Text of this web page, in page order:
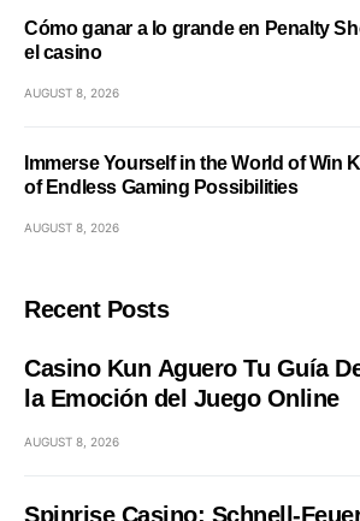
Cómo ganar a lo grande en Penalty
el casino
AUGUST 8, 2026
Immerse Yourself in the World of Win
of Endless Gaming Possibilities
AUGUST 8, 2026
Recent Posts
Casino Kun Aguero Tu Guía
la Emoción del Juego Online
AUGUST 8, 2026
Spinrise Casino: